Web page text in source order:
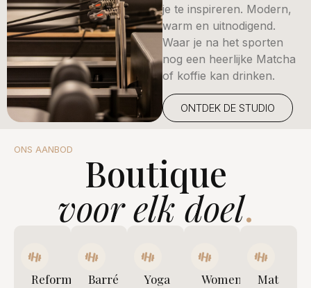
je te inspireren. Modern,
warm en uitnodigend.
Waar je na het sporten
nog een heerlijke Matcha
of koffie kan drinken.
ONTDEK DE STUDIO
ONS AANBOD
Boutique
voor elk doel.
Reformer
Barré
Yoga
Women
Mat